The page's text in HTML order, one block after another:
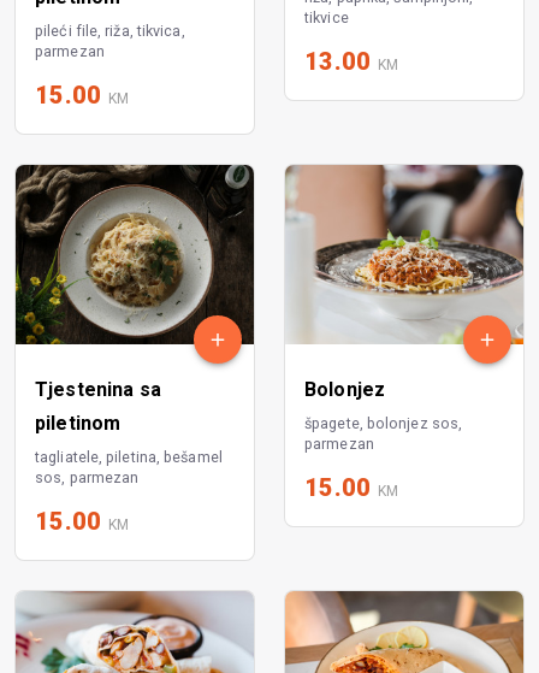
pileći file, riža, tikvica,
parmezan
15.00 KM
tikvice
13.00 KM
Tjestenina sa
piletinom
tagliatele, piletina, bešamel
sos, parmezan
15.00 KM
Bolonjez
špagete, bolonjez sos,
parmezan
15.00 KM